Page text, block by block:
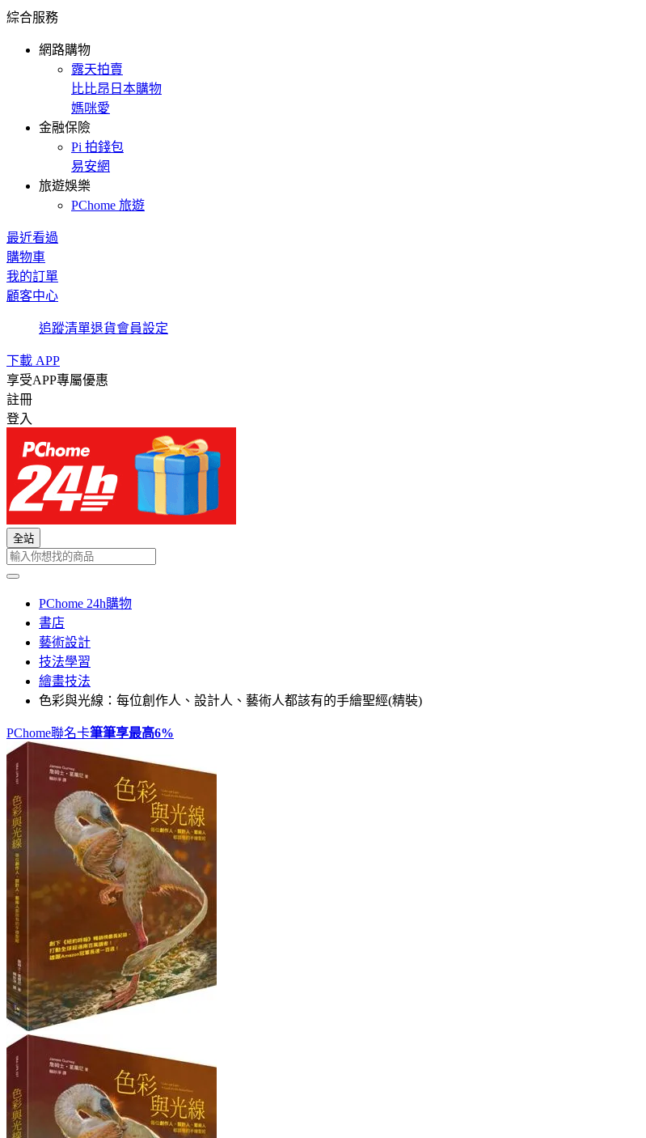
綜合服務
網路購物
露天拍賣
比比昂日本購物
媽咪愛
金融保險
Pi 拍錢包
易安網
旅遊娛樂
PChome 旅遊
最近看過
購物車
我的訂單
顧客中心
追蹤清單退貨會員設定
下載 APP
享受APP專屬優惠
註冊
登入
全站
PChome 24h購物
書店
藝術設計
技法學習
繪畫技法
色彩與光線：每位創作人、設計人、藝術人都該有的手繪聖經(精裝)
PChome聯名卡筆筆享最高6%